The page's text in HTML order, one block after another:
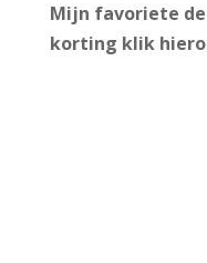
Mijn favoriete
korting klik